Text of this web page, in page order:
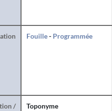
Fouille- Programmée
/
Toponyme